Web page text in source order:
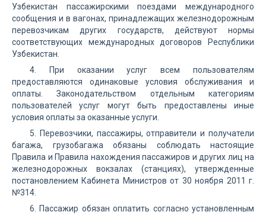
Узбекистан пассажирскими поездами международного
сообщения и в вагонах, принадлежащих железнодорожным
перевозчикам других государств, действуют нормы
соответствующих международных договоров Республики
Узбекистан.
4. При оказании услуг всем пользователям
предоставляются одинаковые условия обслуживания и
оплаты. Законодательством отдельным категориям
пользователей услуг могут быть предоставлены иные
условия оплаты за оказанные услуги.
5. Перевозчики, пассажиры, отправители и получатели
багажа, грузобагажа обязаны соблюдать настоящие
Правила и Правила нахождения пассажиров и других лиц на
железнодорожных вокзалах (станциях), утвержденные
постановлением Кабинета Министров от 30 ноября 2011 г.
№314.
6. Пассажир обязан оплатить согласно установленным